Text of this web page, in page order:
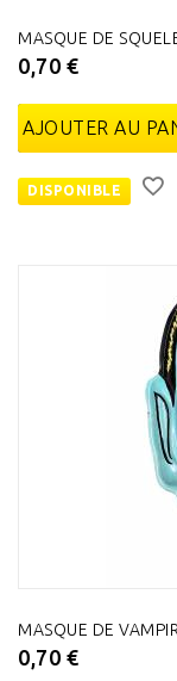
MASQUE DE
0,70 €
AJOUTER AU
DISPONIBLE
MASQUE DE
0,70 €